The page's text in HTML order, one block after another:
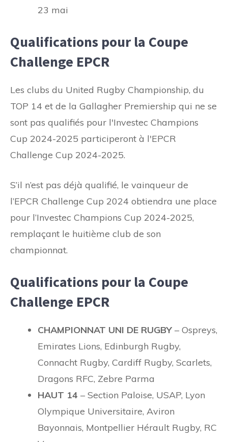
23 mai
Qualifications pour la Coupe
Challenge EPCR
Les clubs du United Rugby Championship, du
TOP 14 et de la Gallagher Premiership qui ne se
sont pas qualifiés pour l'Investec Champions
Cup 2024-2025 participeront à l'EPCR
Challenge Cup 2024-2025.
S’il n’est pas déjà qualifié, le vainqueur de
l’EPCR Challenge Cup 2024 obtiendra une place
pour l’Investec Champions Cup 2024-2025,
remplaçant le huitième club de son
championnat.
Qualifications pour la Coupe
Challenge EPCR
CHAMPIONNAT UNI DE RUGBY – Ospreys,
Emirates Lions, Edinburgh Rugby,
Connacht Rugby, Cardiff Rugby, Scarlets,
Dragons RFC, Zebre Parma
HAUT 14 – Section Paloise, USAP, Lyon
Olympique Universitaire, Aviron
Bayonnais, Montpellier Hérault Rugby, RC